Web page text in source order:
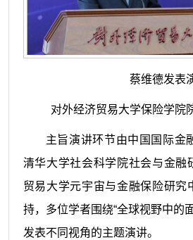
蔡维德发表
对外经济贸易大学保险学院
主旨演讲环节由中国国际金
清华大学社会科学院社会与金融
贸易大学元宇宙与金融保险研究
持，多位学者围绕“全球视野中的
发表不同视角的主题演讲。